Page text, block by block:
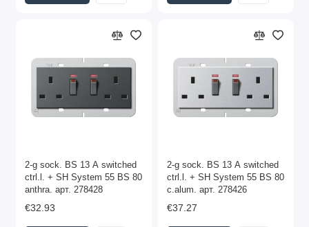
2-g sock. BS 13 A switched
ctrl.l. + SH System 55 BS 80
anthra. арт. 278428
€32.93
2-g sock. BS 13 A switched
ctrl.l. + SH System 55 BS 80
c.alum. арт. 278426
€37.27